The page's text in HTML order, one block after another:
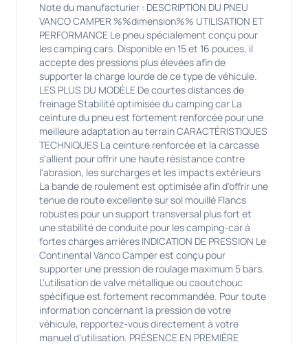
Note du manufacturier : DESCRIPTION DU PNEU
VANCO CAMPER %%dimension%% UTILISATION ET
PERFORMANCE Le pneu spécialement conçu pour
les camping cars. Disponible en 15 et 16 pouces, il
accepte des pressions plus élevées afin de
supporter la charge lourde de ce type de véhicule.
LES PLUS DU MODÈLE De courtes distances de
freinage Stabilité optimisée du camping car La
ceinture du pneu est fortement renforcée pour une
meilleure adaptation au terrain CARACTÉRISTIQUES
TECHNIQUES La ceinture renforcée et la carcasse
s'allient pour offrir une haute résistance contre
l'abrasion, les surcharges et les impacts extérieurs
La bande de roulement est optimisée afin d'offrir une
tenue de route excellente sur sol mouillé Flancs
robustes pour un support transversal plus fort et
une stabilité de conduite pour les camping-car à
fortes charges arrières INDICATION DE PRESSION Le
Continental Vanco Camper est conçu pour
supporter une pression de roulage maximum 5 bars.
L'utilisation de valve métallique ou caoutchouc
spécifique est fortement recommandée. Pour toute
information concernant la pression de votre
véhicule, repportez-vous directement à votre
manuel d'utilisation. PRÉSENCE EN PREMIÈRE